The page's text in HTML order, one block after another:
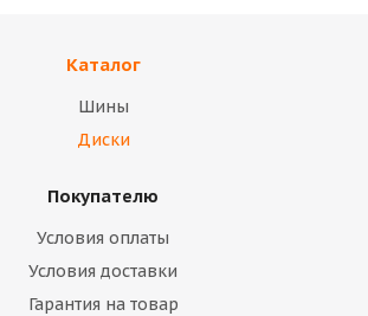
Каталог
Шины
Диски
Покупателю
Условия оплаты
Условия доставки
Гарантия на товар